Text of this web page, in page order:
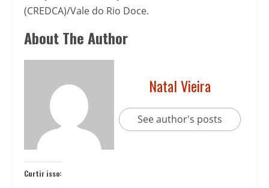
(CREDCA)/Vale do Rio Doce.
About The Author
Natal Vieira
See author's posts
Curtir isso: